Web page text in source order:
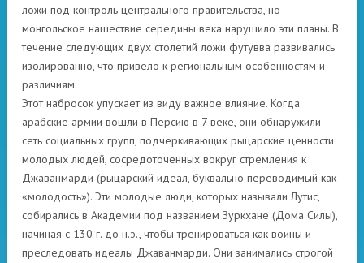
ложи под контроль центрального правительства, но
монгольское нашествие середины века нарушило эти планы. В
течение следующих двух столетий ложи футувва развивались
изолированно, что привело к региональным особенностям и
различиям.
Этот набросок упускает из виду важное влияние. Когда
арабские армии вошли в Персию в 7 веке, они обнаружили
сеть социальных групп, подчеркивающих рыцарские ценности
молодых людей, сосредоточенных вокруг стремления к
Джаванмарди (рыцарский идеал, буквально переводимый как
«молодость»). Эти молодые люди, которых называли Лутис,
собирались в Академии под названием Зуркхане (Дома Силы),
начиная с 130 г. до н.э., чтобы тренироваться как воины и
преследовать идеалы Джаванмарди. Они занимались строгой